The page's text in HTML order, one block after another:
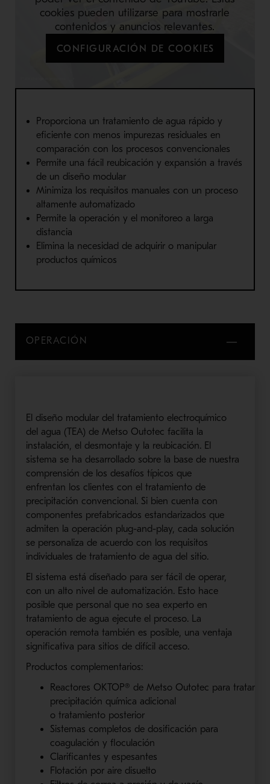
Proporciona un tratamiento de agua rápido y
eficiente con menos impurezas residuales en
comparación con los procesos convencionales
Permiteuna fácil reubicación y expansión a través
de un diseño modular
Minimiza los requisitos manuales con un proceso
altamente automatizado
Permite la operación y el monitoreo a larga
distancia
Elimina la necesidad de adquiriro manipular
productos químicos
cookies pueden utilizarse para mostrarle
contenidos y anuncios relevantes.
CONFIGURACIÓN DE COOKIES
OPERACIÓN
El diseño modular del tratamiento electroquímico
del agua (TEA) de Metso Outotec facilita la
instalación, el desmontaje y la reubicación. El
sistema se ha desarrollado sobre la base de nuestra
comprensión de los desafíos típicos que
enfrentan los clientes con el tratamiento de
precipitación convencional. Si bien cuenta con
componentes prefabricados estandarizados que
admiten la operación plug-and-play, cada solución
se personaliza de acuerdo con los requisitos
individua les de tratamiento de agua del sitio.
El sistema está diseñado para ser fácil de operar,
con un alto nivel de automatización. Esto hace
posible que personal que no sea experto en
tratamiento de agua ejecute el proceso. La
operación remota también es posible, una ventaja
significativa para sitios de difícil acceso.
Productos complementarios:
Reactores OKTOP® de Metso Outotec para
precipitación química adicional
o tratamiento posterior
Sistemas completos de dosificación para
coagulación y floculación
Clarificantes y espesantes
Flotación por aire disuelto